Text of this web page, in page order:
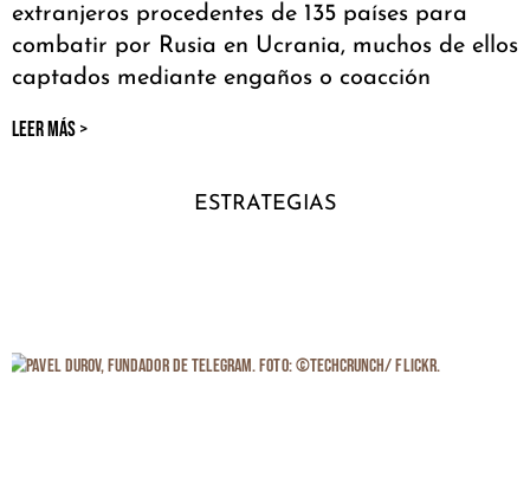
extranjeros procedentes de 135 países para
combatir por Rusia en Ucrania, muchos de ellos
captados mediante engaños o coacción
LEER MÁS >
ESTRATEGIAS